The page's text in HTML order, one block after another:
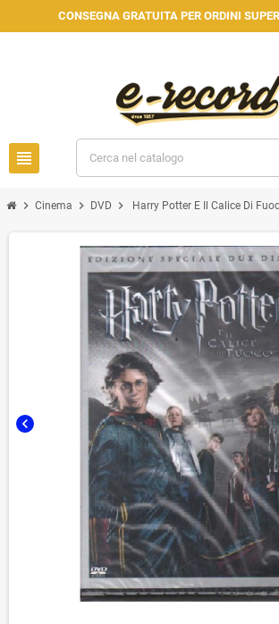
CONSEGNA GRATUITA PER ORDINI
view_headline
chevron_right Cinema chevron_right DVD chevron_right Harry Potter E Il Calice Di
chevron_left